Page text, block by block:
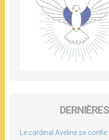
Le cardinal Aveline se